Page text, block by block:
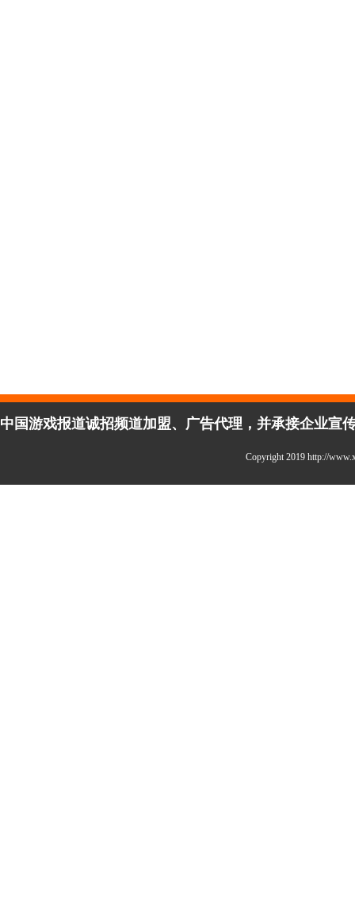
中国游戏报道诚招频道加盟、广告代理，并承接企业宣
Copyright 2019 http://